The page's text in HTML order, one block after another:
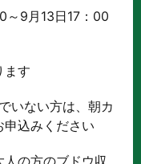
～9月13日17：00
ます
いない方は、朝カ
込みください